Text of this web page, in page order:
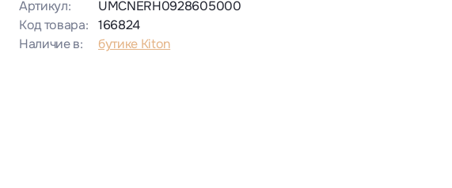
Артикул:
UMCNERH0928605000
Код товара:
166824
Наличие в:
бутике Kiton